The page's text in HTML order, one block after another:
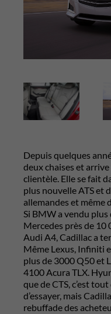
Depuis quelques
deux chaises et
clientèle. Elle se fait
plus nouvelle ATS et
allemandes et même
Si BMW a vendu plus
Mercedes près de 10
Audi A4, Cadillac a
Même Lexus, Infiniti
plus de 3000 Q50 et
4100 Acura TLX.
que de CTS, c’est
d’essayer, mais
rebuffade des